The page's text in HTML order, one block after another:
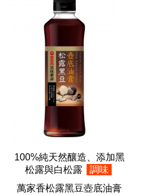
100%純天然釀造、添加黑
松露與白松露
調味
萬家香松露黑豆壺底油膏